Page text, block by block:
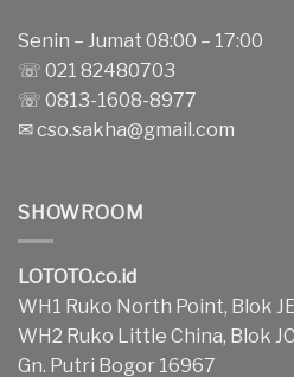
Senin – Jumat 08:00 – 17:00
☏ 021 82480703
☏ 0813-1608-8977
✉cso.sakha@gmail.com
SHOWROOM
LOTOTO.co.id
WH1 Ruko North Point, Blok
WH2 Ruko Little China, Blok
Gn. Putri Bogor 16967